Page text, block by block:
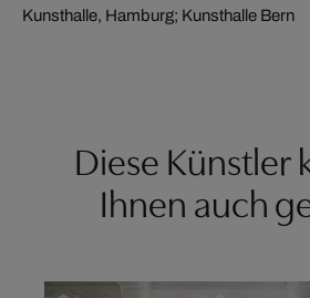
Kunsthalle, Hamburg; Kunsthalle Bern
Diese Künstler
Ihnen auch